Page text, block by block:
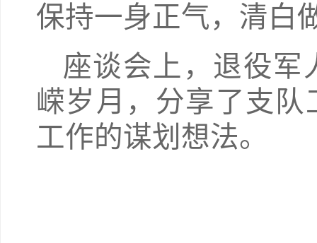
保持一身正气，清白
座谈会上，退役军
嵘岁月，分享了支
工作的谋划想法。